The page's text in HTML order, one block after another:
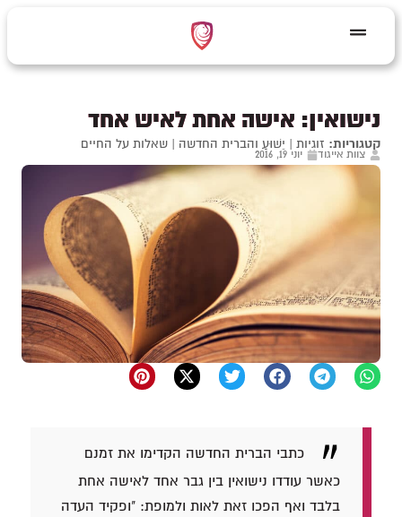
נישואין: אישה אחת לאיש אחד
קטגוריות: זוגיות | יֵשׁוּעַ והברית החדשה | שאלות על החיים
צוות אייגוד יוני 19, 2016
כתבי הברית החדשה הקדימו את זמנם
כאשר עודדו נישואין בין גבר אחד לאישה אחת
בלבד ואף הפכו זאת לאות ולמופת: "ופקיד העדה